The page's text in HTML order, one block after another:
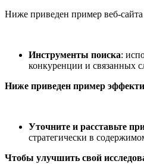
Ниже приведен пример веб-
Инструменты поиска:
конкуренции и связанных
Ниже приведен пример
Уточните и расставьте
стратегически в
Чтобы улучшить свой